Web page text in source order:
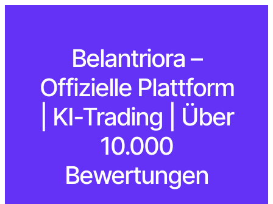
Belantriora –
Offizielle Plattform
| KI-Trading | Über
10.000
Bewertungen